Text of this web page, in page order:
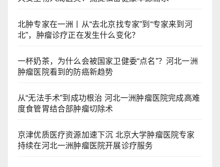
北肿专家在一洲丨从“去北京找专家”到“专家来到河
北”，肿瘤诊疗正在发生什么变化？
一杯奶茶，为什么会被国家卫健委“点名”？河北一洲
肿瘤医院看到的防癌新趋势
从“无法手术”到成功根治 河北一洲肿瘤医院完成高难
度食管胃结合部肿瘤切除术
京津优质医疗资源加速下沉 北京大学肿瘤医院专家
持续在河北一洲肿瘤医院开展诊疗服务